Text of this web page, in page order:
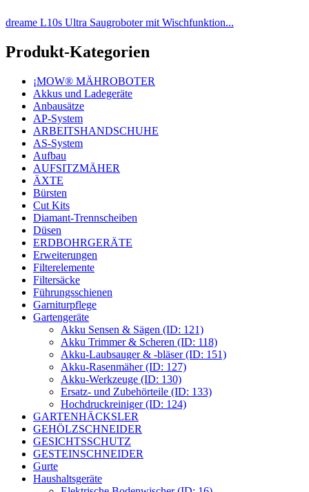
dreame L10s Ultra Saugroboter mit Wischfunktion...
Produkt-Kategorien
¡MOW® MÄHROBOTER
Akkus und Ladegeräte
Anbausätze
AP-System
ARBEITSHANDSCHUHE
AS-System
Aufbau
AUFSITZMÄHER
ÄXTE
Bürsten
Cut Kits
Diamant-Trennscheiben
Düsen
ERDBOHRGERÄTE
Erweiterungen
Filterelemente
Filtersäcke
Führungsschienen
Garniturpflege
Gartengeräte
Akku Sensen & Sägen (ID: 121)
Akku Trimmer & Scheren (ID: 118)
Akku-Laubsauger & -bläser (ID: 151)
Akku-Rasenmäher (ID: 127)
Akku-Werkzeuge (ID: 130)
Ersatz- und Zubehörteile (ID: 133)
Hochdruckreiniger (ID: 124)
GARTENHÄCKSLER
GEHÖLZSCHNEIDER
GESICHTSSCHUTZ
GESTEINSCHNEIDER
Gurte
Haushaltsgeräte